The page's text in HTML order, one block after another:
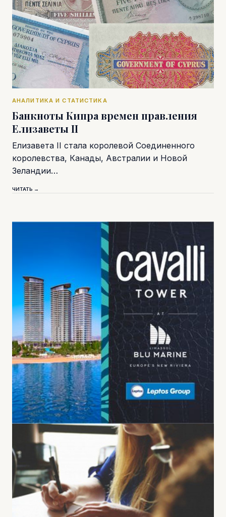
АНАЛИТИКА И СТАТИСТИКА
Банкноты Кипра времен правления
Елизаветы II
Елизавета II стала королевой Соединенного
королевства, Канады, Австралии и Новой
Зеландии…
ЧИТАТЬ →